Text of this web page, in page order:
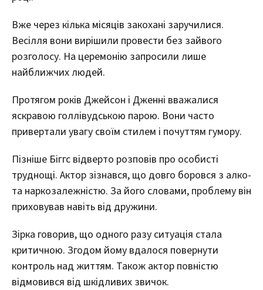
Вже через кілька місяців закохані заручилися.
Весілля вони вирішили провести без зайвого
розголосу. На церемонію запросили лише
найближчих людей.
Протягом років Джейсон і Дженні вважалися
яскравою голлівудською парою. Вони часто
привертали увагу своїм стилем і почуттям гумору.
Пізніше Біггс відверто розповів про особисті
труднощі. Актор зізнався, що довго боровся з алко-
та наркозалежністю. За його словами, проблему він
приховував навіть від дружини.
Зірка говорив, що одного разу ситуація стала
критичною. Згодом йому вдалося повернути
контроль над життям. Також актор повністю
відмовився від шкідливих звичок.